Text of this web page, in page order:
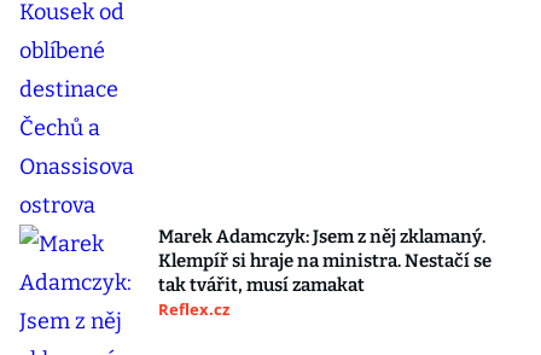
Marek Adamczyk: Jsem z něj zklamaný.
Klempíř si hraje na ministra. Nestačí se
tak tvářit, musí zamakat
Reflex.cz